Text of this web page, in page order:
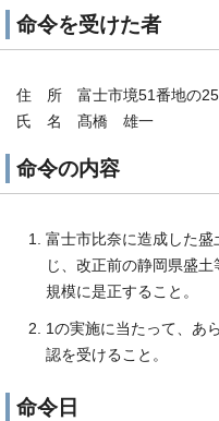
命令を受けた者
住 所 富士市境51番地の25
氏 名 髙橋 雄一
命令の内容
富士市比奈に造成した
じ、改正前の静岡県盛
規模に是正すること。
1の実施に当たって、あ
認を受けること。
命令日